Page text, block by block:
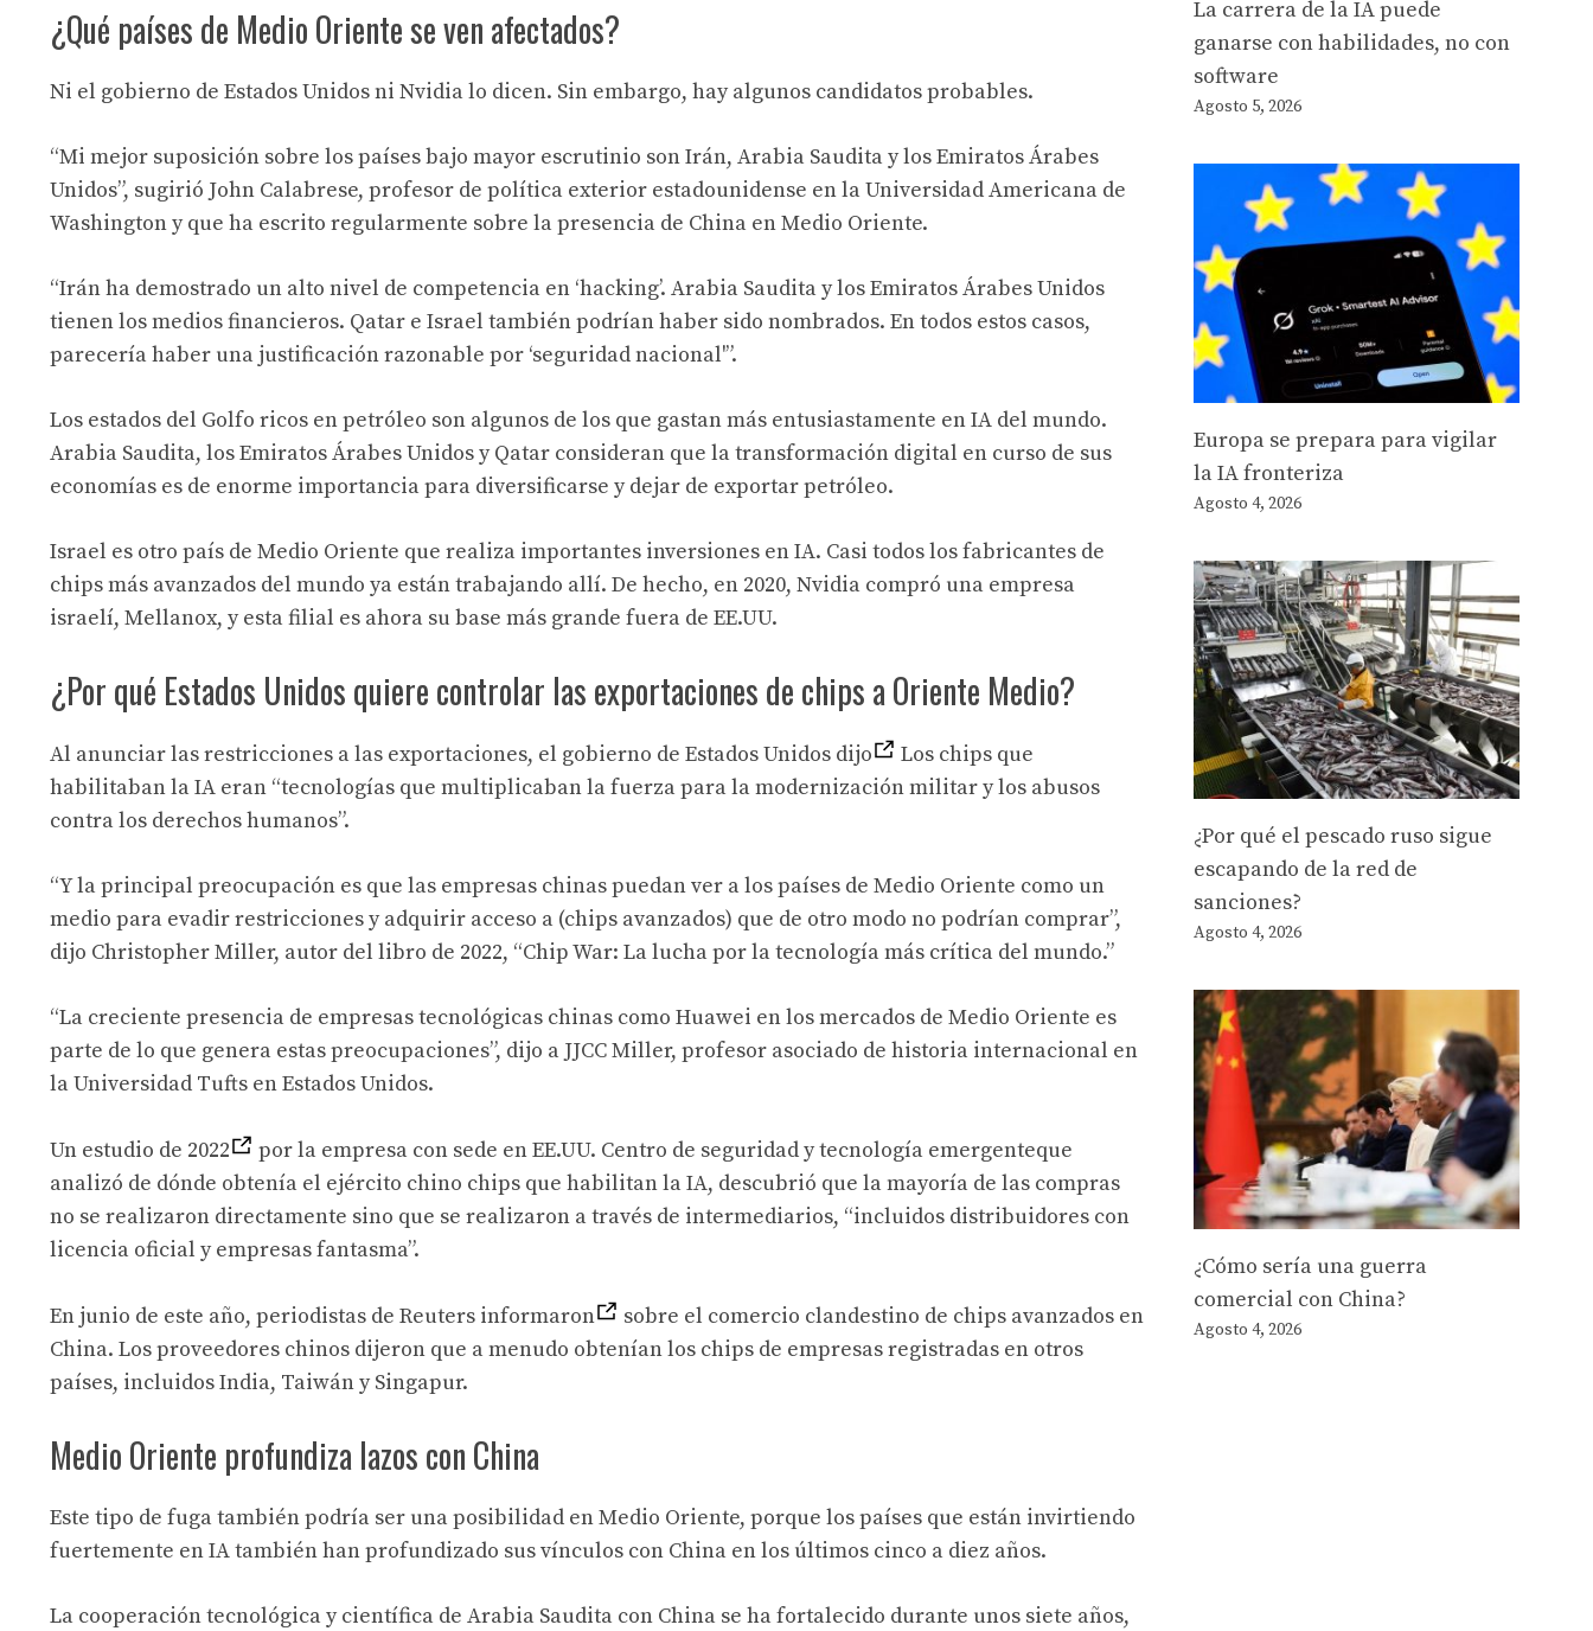
¿Qué países de Medio Oriente se ven afectados?
Ni el gobierno de Estados Unidos ni Nvidia lo dicen. Sin embargo, hay algunos candidatos probables.
“Mi mejor suposición sobre los países bajo mayor escrutinio son Irán, Arabia Saudita y los Emiratos Árabes
Unidos”, sugirió John Calabrese, profesor de política exterior estadounidense en la Universidad Americana de
Washington y que ha escrito regularmente sobre la presencia de China en Medio Oriente.
“Irán ha demostrado un alto nivel de competencia en ‘hacking’. Arabia Saudita y los Emiratos Árabes Unidos
tienen los medios financieros. Qatar e Israel también podrían haber sido nombrados. En todos estos casos,
parecería haber una justificación razonable por ‘seguridad nacional'”.
Los estados del Golfo ricos en petróleo son algunos de los que gastan más entusiastamente en IA del mundo.
Arabia Saudita, los Emiratos Árabes Unidos y Qatar consideran que la transformación digital en curso de sus
economías es de enorme importancia para diversificarse y dejar de exportar petróleo.
Israel es otro país de Medio Oriente que realiza importantes inversiones en IA. Casi todos los fabricantes de
chips más avanzados del mundo ya están trabajando allí. De hecho, en 2020, Nvidia compró una empresa
israelí, Mellanox, y esta filial es ahora su base más grande fuera de EE.UU.
¿Por qué Estados Unidos quiere controlar las exportaciones de chips a Oriente Medio?
Al anunciar las restricciones a las exportaciones, el gobierno de Estados Unidos dijo
Los chips que
habilitaban la IA eran “tecnologías que multiplicaban la fuerza para la modernización militar y los abusos
contra los derechos humanos”.
“Y la principal preocupación es que las empresas chinas puedan ver a los países de Medio Oriente como un
medio para evadir restricciones y adquirir acceso a (chips avanzados) que de otro modo no podrían comprar”,
dijo Christopher Miller, autor del libro de 2022, “Chip War: La lucha por la tecnología más crítica del mundo.”
“La creciente presencia de empresas tecnológicas chinas como Huawei en los mercados de Medio Oriente es
parte de lo que genera estas preocupaciones”, dijo a JJCC Miller, profesor asociado de historia internacional en
la Universidad Tufts en Estados Unidos.
Un estudio de 2022 por la empresa con sede en EE.UU. Centro de seguridad y tecnología emergenteque
analizó de dónde obtenía el ejército chino chips que habilitan la IA, descubrió que la mayoría de las compras
no se realizaron directamente sino que se realizaron a través de intermediarios, “incluidos distribuidores con
licencia oficial y empresas fantasma”.
En junio de este año, periodistas de Reuters informaron
sobre el comercio clandestino de chips avanzados en
China. Los proveedores chinos dijeron que a menudo obtenían los chips de empresas registradas en otros
países, incluidos India, Taiwán y Singapur.
Medio Oriente profundiza lazos con China
Este tipo de fuga también podría ser una posibilidad en Medio Oriente, porque los países que están invirtiendo
fuertemente en IA también han profundizado sus vínculos con China en los últimos cinco a diez años.
La cooperación tecnológica y científica de Arabia Saudita con China se ha fortalecido durante unos siete años,
La carrera de la IA puede
ganarse con habilidades, no con
software
Agosto 5, 2026
Europa se prepara para vigilar
la IA fronteriza
Agosto 4, 2026
¿Por qué el pescado ruso sigue
escapando de la red de
sanciones?
Agosto 4, 2026
¿Cómo sería una guerra
comercial con China?
Agosto 4, 2026